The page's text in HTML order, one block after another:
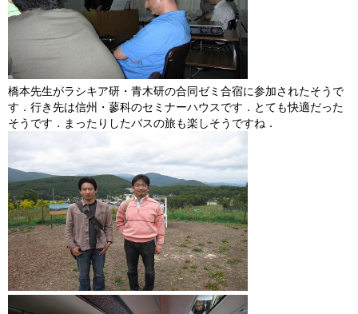
橋本先生がラシキア研・青木研の合同ゼミ合宿に参加されたそうで
す．行き先は信州・蓼科のセミナーハウスです．とても快適だった
そうです．まったりしたバスの旅も楽しそうですね．